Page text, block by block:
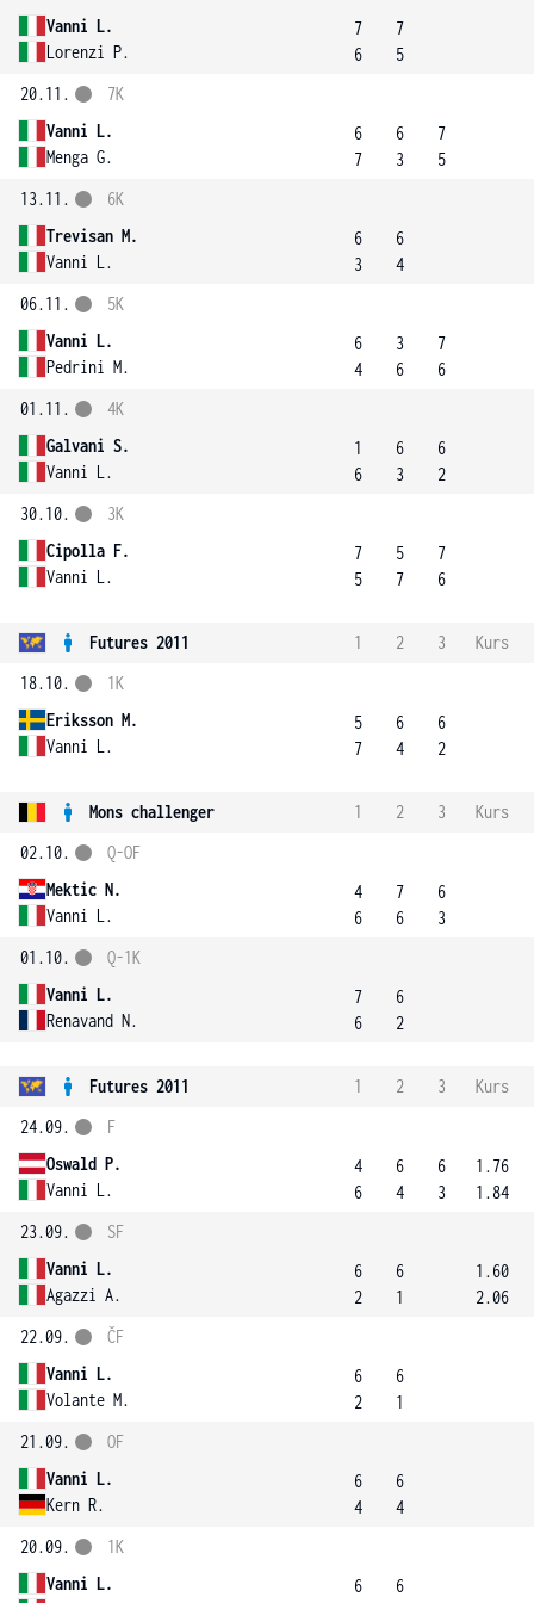
Vanni L.
Lorenzi P.
7
6
7
5
20.11.
Vanni L.
Menga G.
7K
6
7
6
3
7
5
13.11.
Trevisan M.
Vanni L.
6K
6
3
6
4
06.11.
Vanni L.
Pedrini M.
5K
6
4
3
6
7
6
01.11.
Galvani S.
Vanni L.
4K
1
6
6
3
6
2
30.10.
Cipolla F.
Vanni L.
3K
7
5
5
7
7
6
Futures 2011 1 2 3
Kurs
18.10.
Eriksson M.
Vanni L.
1K
5
7
6
4
6
2
Mons challenger 1 2 3
Kurs
02.10.
Mektic N.
Vanni L.
Q-OF
4
6
7
6
6
3
01.10.
Vanni L.
Renavand N.
Q-1K
7
6
6
2
Futures 2011 1 2 3
Kurs
24.09.
Oswald P.
Vanni L.
F
4
6
6
4
6
3
1.76
1.84
23.09.
Vanni L.
Agazzi A.
SF
6
2
6
1
1.60
2.06
22.09.
Vanni L.
Volante M.
ČF
6
2
6
1
21.09.
Vanni L.
Kern R.
OF
6
4
6
4
20.09.
Vanni L.
1K
6
6